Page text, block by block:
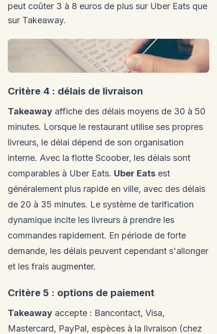
peut coûter 3 à 8 euros de plus sur Uber Eats que
sur Takeaway.
Critère 4 : délais de livraison
Takeaway affiche des délais moyens de 30 à 50
minutes. Lorsque le restaurant utilise ses propres
livreurs, le délai dépend de son organisation
interne. Avec la flotte Scoober, les délais sont
comparables à Uber Eats. Uber Eats est
généralement plus rapide en ville, avec des délais
de 20 à 35 minutes. Le système de tarification
dynamique incite les livreurs à prendre les
commandes rapidement. En période de forte
demande, les délais peuvent cependant s'allonger
et les frais augmenter.
Critère 5 : options de paiement
Takeaway accepte : Bancontact, Visa,
Mastercard, PayPal, espèces à la livraison (chez